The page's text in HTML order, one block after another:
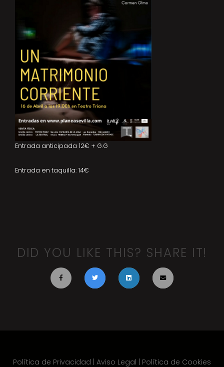
Entrada anticipada 12€ + G.G
Entrada en taquilla: 14€
DID YOU LIKE THIS? SHARE IT!
Política de Privacidad Aviso Legal Política de Cookies